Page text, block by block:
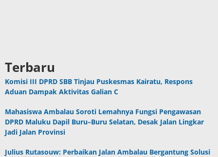
Terbaru
Komisi III DPRD SBB Tinjau Puskesmas Kairatu, Respons
Aduan Dampak Aktivitas Galian C
Mahasiswa Ambalau Soroti Lemahnya Fungsi Pengawasan
DPRD Maluku Dapil Buru–Buru Selatan, Desak Jalan Lingkar
Jadi Jalan Provinsi
Julius Rutasouw: Perbaikan Jalan Ambalau Bergantung Solusi